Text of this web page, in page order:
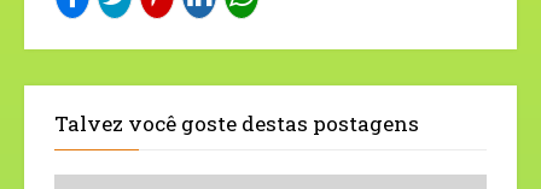
Talvez você goste destas postagens